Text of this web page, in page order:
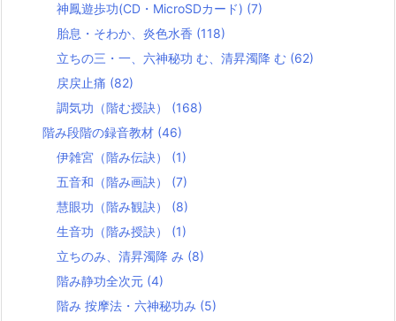
神鳳遊歩功(CD・MicroSDカード) (7)
胎息・そわか、炎色水香 (118)
立ちの三・一、六神秘功 む、清昇濁降 む (62)
戻戻止痛 (82)
調気功（階む授訣） (168)
階み段階の録音教材 (46)
伊雑宮（階み伝訣） (1)
五音和（階み画訣） (7)
慧眼功（階み観訣） (8)
生音功（階み授訣） (1)
立ちのみ、清昇濁降 み (8)
階み静功全次元 (4)
階み 按摩法・六神秘功み (5)